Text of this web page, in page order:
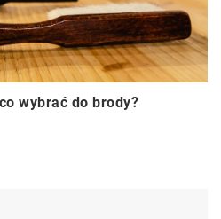
wybrać do brody?